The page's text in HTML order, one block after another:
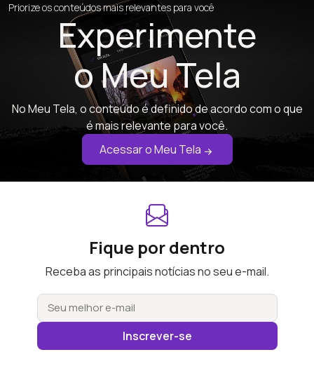
Priorize os conteúdos mais relevantes para você
Experimente
o Meu Tela
No Meu Tela, o conteúdo é definido de acordo com o que
é mais relevante para você.
Acessar o Meu Tela
Fique por dentro
Receba as principais notícias no seu e-mail.
Inscrever-se